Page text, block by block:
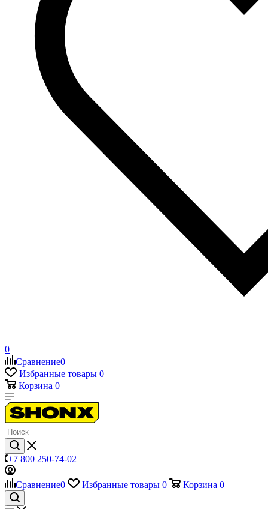
0
Сравнение0
Избранные товары 0
Корзина 0
+7 800 250-74-02
Сравнение0 Избранные товары 0 Корзина 0